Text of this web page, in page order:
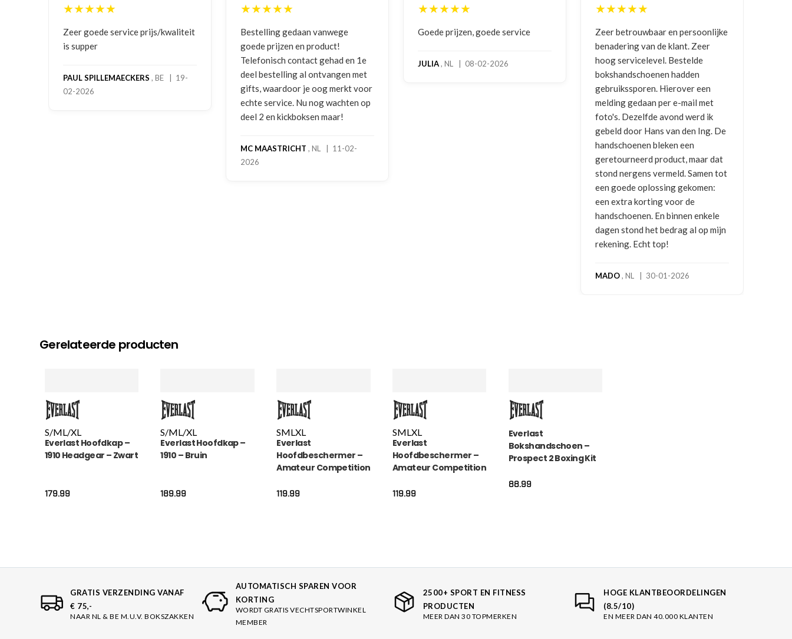
★★★★★
Bestelling gedaan vanwege
goede prijzen en product!
deel bestelling al ontvangen met
gifts, waardoor je oog merkt voor
★★★★★
Goede prijzen, goede service
JULIA, NL | 08-02-2026
★★★★★
Zeer betrouwbaar en persoonlijke
hoog servicelevel. Bestelde
★★★★★
Goede communicatie, artikel goed
ontvangen
NICO VERMUNICHT, BE | 29-01-
2026
Gerelateerde producten
S/ML/XL
Everlast Hoofdkap –
1910 Headgear – Zwart
179.99
S/ML/XL
Everlast Hoofdkap –
1910 – Bruin
189.99
SMLXL
Everlast
Hoofdbeschermer –
Amateur Competition
119.99
SMLXL
Everlast
Hoofdbeschermer –
Amateur Competition
119.99
Everlast
Bokshandschoen –
Prospect 2 Boxing Kit
88.99
GRATIS VERZENDING VANAF
€ 75,-
NAAR NL & BE M.U.V. BOKSZAKKEN
AUTOMATISCH SPAREN VOOR
KORTING
WORDT GRATIS VECHTSPORTWINKEL
MEMBER
2500+ SPORT EN FITNESS
PRODUCTEN
MEER DAN 30 TOPMERKEN
HOGE KLANTBEOORDELINGEN
(8.5/10)
EN MEER DAN 40.000 KLANTEN